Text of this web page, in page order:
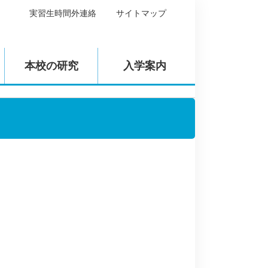
実習生時間外連絡 サイトマップ
本校の研究 入学案内